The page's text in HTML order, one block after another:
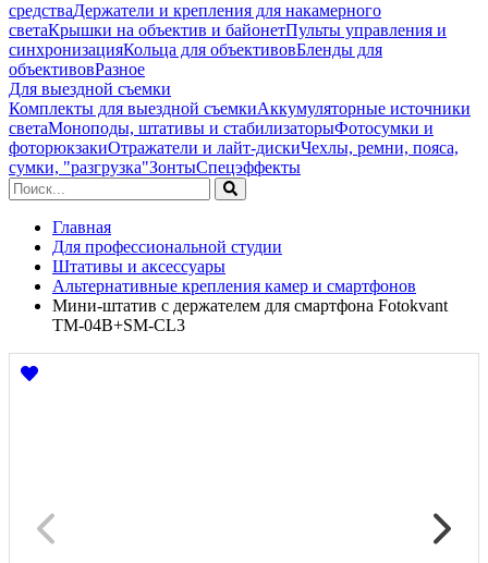
средстваДержатели и крепления для накамерного
светаКрышки на объектив и байонетПульты управления и
синхронизацияКольца для объективовБленды для
объективовРазное
Для выездной съемки
Комплекты для выездной съемкиАккумуляторные источники
светаМоноподы, штативы и стабилизаторыФотосумки и
фоторюкзакиОтражатели и лайт-дискиЧехлы, ремни, пояса,
сумки, "разгрузка"ЗонтыСпецэффекты
Главная
Для профессиональной студии
Штативы и аксессуары
Альтернативные крепления камер и смартфонов
Мини-штатив с держателем для смартфона Fotokvant
TM-04B+SM-CL3